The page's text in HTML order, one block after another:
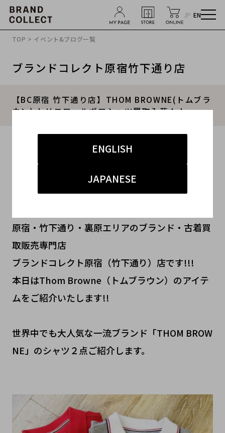
JP EN
ENGLISH
JAPANESE
TOP > イベント&ブログ一覧
ブランドコレクト原宿竹下通り店
【BC原宿 竹下通り店】THOM BROWNE(トムブラ
ウン) トリコロールポロシャツ買取入荷！！
#メンズ
こんにちは！！
原宿・竹下通り・裏原エリアのブランド・古着買
取販売専門店
ブランドコレクト原宿（竹下通り）店です!!!
本日はThom Browne（トムブラウン）のアイテ
ムをご紹介いたします!!
世界中でも大人気な一流ブランド「THOM BROW
NE」のシャツ２点ご紹介します。